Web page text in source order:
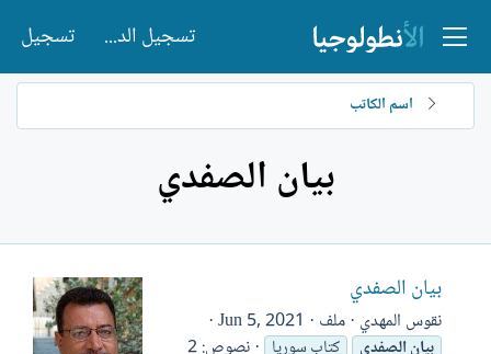
تسجيل الدخول تسجيل
اسم الكاتب
بيان الصفدي
بيان الصفدي
نقوس المهدي ملف Jun 5, 2021
بيانالصفدي كتاب سوريا نصوص: 2